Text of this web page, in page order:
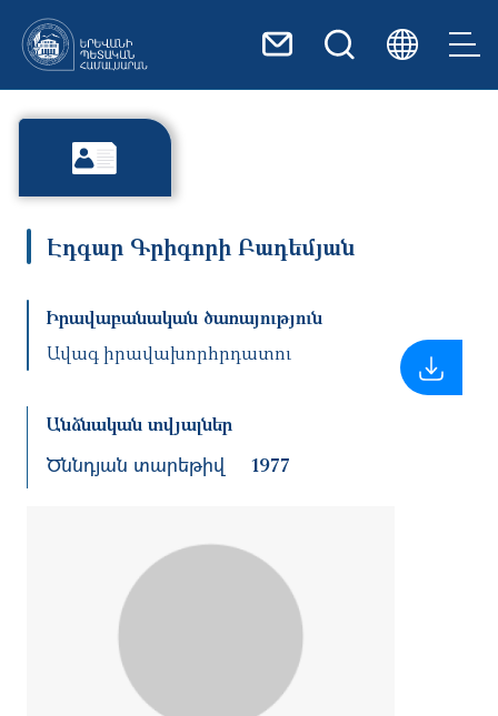
Էդգար Գրիգորի Բադեմյան
Իրավաբանական ծառայություն
Ավագ իրավախորհրդատու
Անձնական տվյալներ
Ծննդյան տարեթիվ 1977